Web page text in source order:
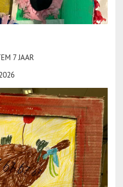
7 JAAR